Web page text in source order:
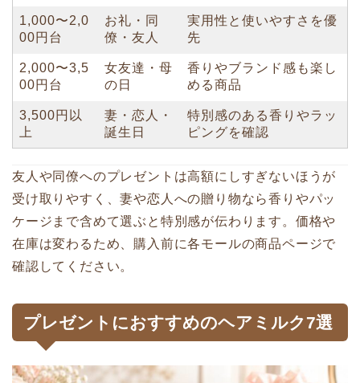
1,000〜2,0
00円台
お礼・同
僚・友人
実用性と使いやすさを優
先
2,000〜3,5
00円台
女友達・母
の日
香りやブランド感も楽し
める商品
3,500円以
上
妻・恋人・
誕生日
特別感のある香りやラッ
ピングを確認
友人や同僚へのプレゼントは高額にしすぎないほうが
受け取りやすく、妻や恋人への贈り物なら香りやパッ
ケージまで含めて選ぶと特別感が伝わります。価格や
在庫は変わるため、購入前に各モールの商品ページで
確認してください。
プレゼントにおすすめのヘアミルク7選